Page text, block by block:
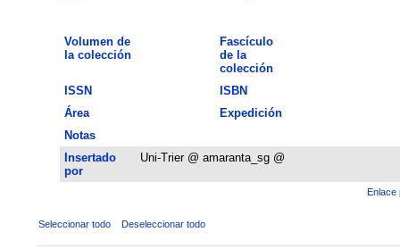
Volumen de
la colección
Fascículo
de la
colección
ISSN
ISBN
Área
Expedición
Notas
Insertado
por
Uni-Trier @ amaranta_sg @
Enlace
Seleccionar todo Deseleccionar todo